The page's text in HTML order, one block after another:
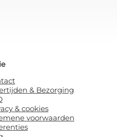
& Bezorging
& cookies
voorwaarden